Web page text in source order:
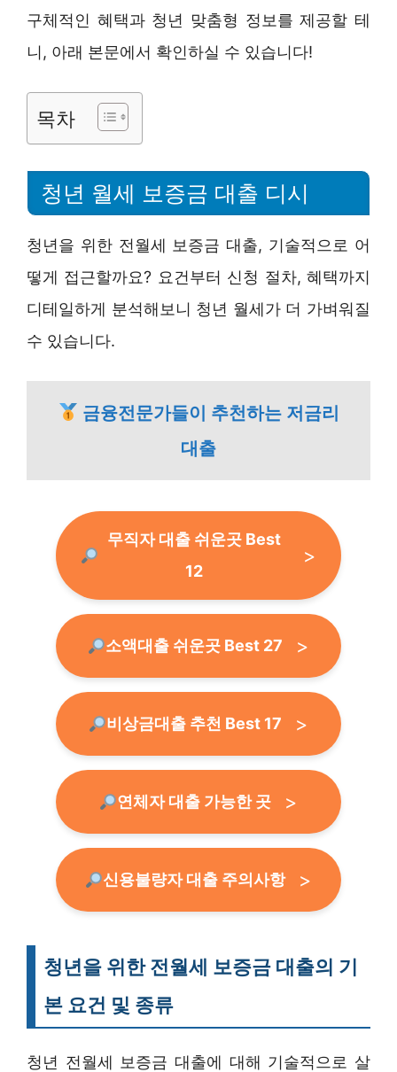
구체적인 혜택과 청년 맞춤형 정보를 제공할 테
니, 아래 본문에서 확인하실 수 있습니다!
목차
청년 월세 보증금 대출 디시
청년을 위한 전월세 보증금 대출, 기술적으로 어
떻게 접근할까요? 요건부터 신청 절차, 혜택까지
디테일하게 분석해보니 청년 월세가 더 가벼워질
수 있습니다.
금융전문가들이 추천하는 저금리
대출
무직자 대출 쉬운곳 Best
12
소액대출 쉬운곳 Best 27
비상금대출 추천 Best 17
연체자 대출 가능한 곳
신용불량자 대출 주의사항
청년을 위한 전월세 보증금 대출의 기
본 요건 및 종류
청년 전월세 보증금 대출에 대해 기술적으로 살